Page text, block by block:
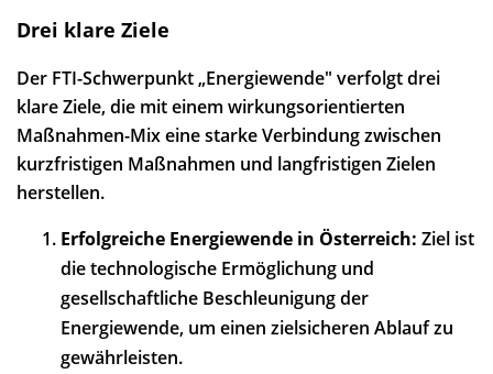
Drei klare Ziele
Der FTI-Schwerpunkt „Energiewende" verfolgt drei
klare Ziele, die mit einem wirkungsorientierten
Maßnahmen-Mix eine starke Verbindung zwischen
kurzfristigen Maßnahmen und langfristigen Zielen
herstellen.
Erfolgreiche Energiewende in Österreich: Ziel ist
die technologische Ermöglichung und
gesellschaftliche Beschleunigung der
Energiewende, um einen zielsicheren Ablauf zu
gewährleisten.